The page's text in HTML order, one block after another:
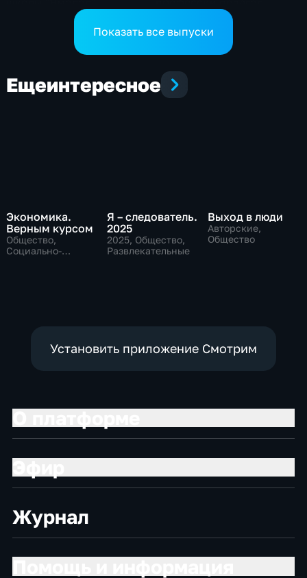
Показать все выпуски
Ещеинтересное
Экономика.
Верным курсом
Общество,
Социально-
Я – следователь.
2025
2025, Общество,
Развлекательные
Выход в люди
Авторские,
Общество
Установить приложение Смотрим
Журнал